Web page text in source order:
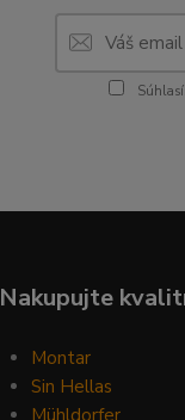
Nakupujte
Montar
Sin Hellas
Mühldorfer